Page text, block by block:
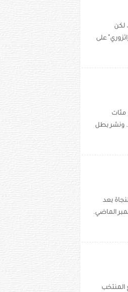
لكن
على
مئات
ونشر بطل
بعد
الماضي.
2020 لكرة القدم مع المنتخب